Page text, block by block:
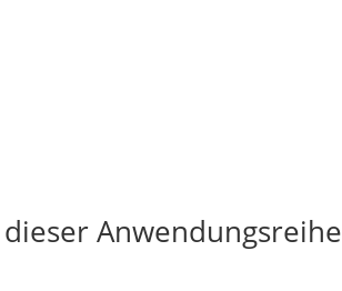
Anwendungsreihe